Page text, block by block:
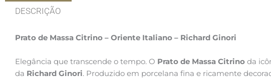
DESCRIÇÃO
Prato de Massa Citrino – Oriente Italiano – Richard Ginori
Elegância que transcende o tempo. O Prato de Massa Citrino da
da Richard Ginori. Produzido em porcelana fina e ricamente